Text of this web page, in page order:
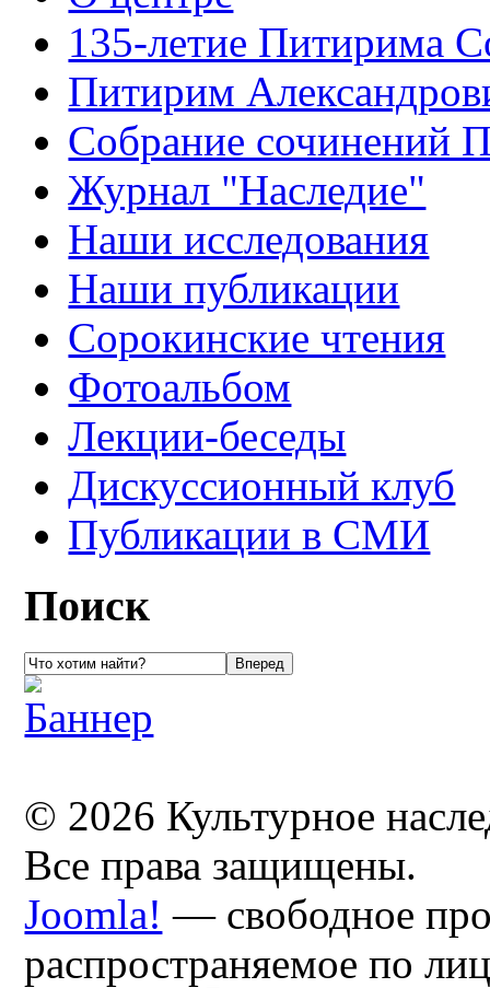
135-летие Питирима
Питирим
Собрание сочинений
Журнал "Наследие"
Наши исследования
Наши публикации
Сорокинские чтения
Фотоальбом
Лекции-беседы
Дискуссионный клуб
Публикации в СМИ
Поиск
© 2026 Культурное
Все права защищены.
Joomla! — свободное
распространяемое по